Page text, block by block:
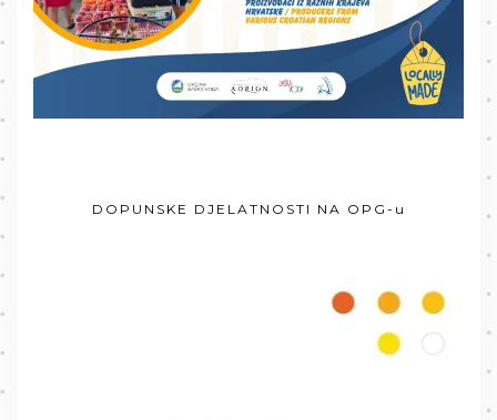
DOPUNSKE DJELATNOSTI NA OPG-u